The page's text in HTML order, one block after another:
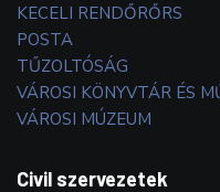
KECELI RENDŐRŐRS
POSTA
TŰZOLTÓSÁG
VÁROSI KÖNYVTÁR ÉS
VÁROSI MÚZEUM
Civil szervezetek